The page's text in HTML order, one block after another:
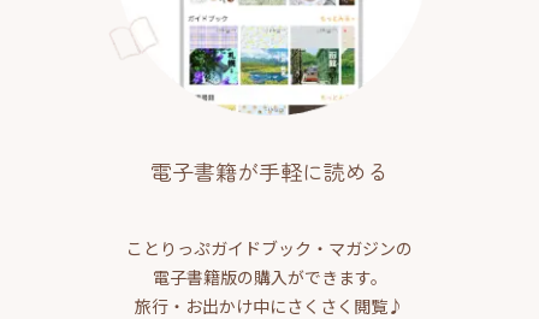
電子書籍が手軽に読める
ことりっぷガイドブック・マガジンの
電子書籍版の購入ができます。
旅行・お出かけ中にさくさく閲覧♪